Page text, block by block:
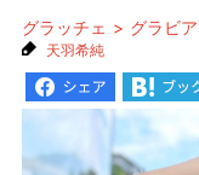
グラッチェ グラビア
天羽希純